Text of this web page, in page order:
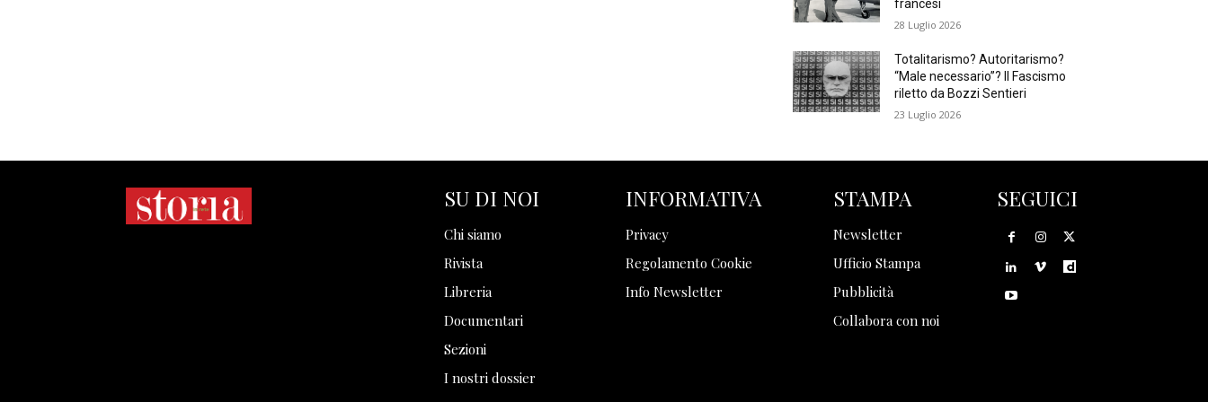
francesi
28 Luglio 2026
Totalitarismo? Autoritarismo?
“Male necessario”? Il Fascismo
riletto da Bozzi Sentieri
23 Luglio 2026
SU DI NOI
Chi siamo
Rivista
Libreria
Documentari
Sezioni
I nostri dossier
INFORMATIVA
Privacy
Regolamento Cookie
Info Newsletter
STAMPA
Newsletter
Ufficio Stampa
Pubblicità
Collabora con noi
SEGUICI